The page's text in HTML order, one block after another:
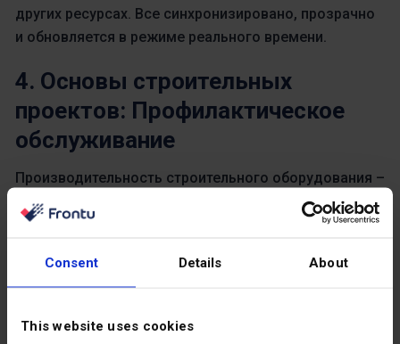
Consent Details About
This website uses cookies
других ресурсах. Все синхронизировано, прозрачно
и обновляется в режиме реального времени.
4. Основы строительных
проектов: Профилактическое
обслуживание
Производительность строительного оборудования –
это в равной степени результат проактивных и
реактивных факторов.
проактивных факторов, и причина этого проста. Во-
первых, оно продлевает срок службы,